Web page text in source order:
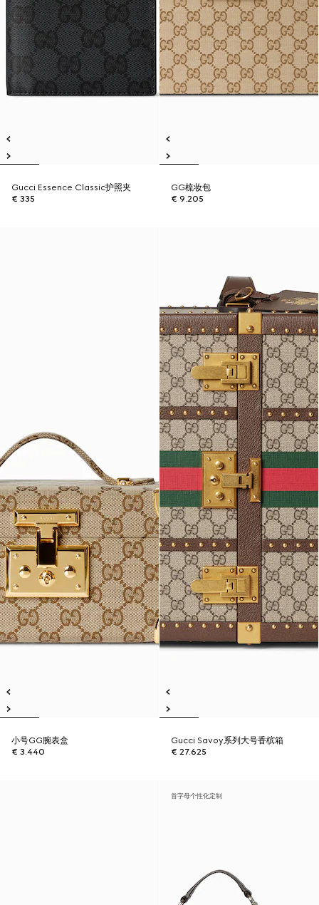
Gucci Essence Classic护照夹
€ 335
GG梳妆包
€ 9.205
小号GG腕表盒
€ 3.440
Gucci Savoy系列大号香槟箱
€ 27.625
首字母个性化定制